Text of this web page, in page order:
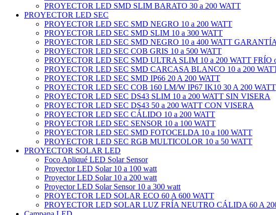
PROYECTOR LED SMD SLIM BARATO 30 a 200 WATT
PROYECTOR LED SEC
PROYECTOR LED SEC SMD NEGRO 10 a 200 WATT
PROYECTOR LED SEC SMD SLIM 10 a 300 WATT
PROYECTOR LED SEC SMD NEGRO 10 a 400 WATT
PROYECTOR LED SEC COB GRIS 10 a 500 WATT
PROYECTOR LED SEC SMD ULTRA SLIM 10 a 200 WATT FRÍO
PROYECTOR LED SEC SMD CARCASA BLANCO 10 a 200
PROYECTOR LED SEC SMD IP66 20 A 200 WATT
PROYECTOR LED SEC COB 160 LM/W IP67 IK10 30 A 200 WATT
PROYECTOR LED SEC DS43 SLIM 10 a 200 WATT SIN VISERA
PROYECTOR LED SEC DS43 50 a 200 WATT CON VISERA
PROYECTOR LED SEC CÁLIDO 10 a 200 WATT
PROYECTOR LED SEC SENSOR 10 a 100 WATT
PROYECTOR LED SEC SMD FOTOCELDA 10 a 100 WATT
PROYECTOR LED SEC RGB MULTICOLOR 10 a 50 WATT
PROYECTOR SOLAR LED
Foco Apliqué LED Solar Sensor
Proyector LED Solar 10 a 100 watt
Proyector LED Solar 10 a 200 watt
Proyector LED Solar Sensor 10 a 300 watt
PROYECTOR LED SOLAR ECO 60 A 600 WATT
PROYECTOR LED SOLAR LUZ FRÍA NEUTRO CÁLIDA 60 A